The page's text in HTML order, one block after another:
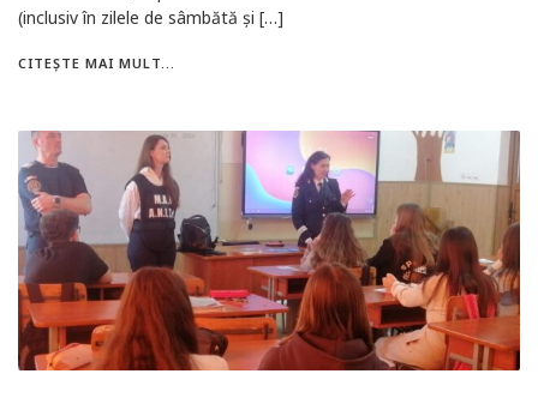
(inclusiv în zilele de sâmbătă și […]
CITEȘTE MAI MULT...